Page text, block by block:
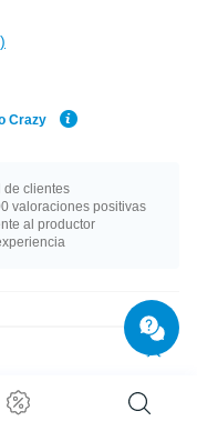
Crazy
de clientes
valoraciones positivas
al productor
con otros componentes
simple pero con